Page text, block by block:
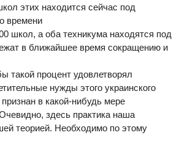
этих находится сейчас под
времени
школ, а оба техникума находятся под
в ближайшее время сокращению и
такой процент удовлетворял
нужды этого украинского
в какой-нибудь мере
здесь практика наша
теорией. Необходимо по этому